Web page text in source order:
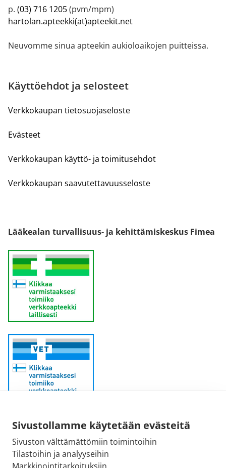
Sivustollamme käytetään evästeitä
Sivuston välttämättömiin toimintoihin
Tilastoihin ja analyyseihin
p. (03) 716 1205(pvm/mpm)
hartolan.apteekki(at)apteekit.net
Neuvomme sinua apteekin aukioloaikojen puitteissa.
Käyttöehdot ja selosteet
Verkkokaupan tietosuojaseloste
Evästeet
Verkkokaupan käyttö- ja toimitusehdot
Verkkokaupan saavutettavuusseloste
Lääkealan turvallisuus- ja kehittämiskeskus Fimea
Sähköpostiosoite:
kirjaamo@fimea.fi
Fimean vaihde: